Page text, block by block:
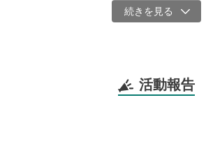
＜寄付受付期間延長のお知らせ＞
している月経衛生管理に目を向け、現地提携
を対象としてワークショップを開催し、月経
校生活を安心して送り、将来の夢や希望に
活動報告